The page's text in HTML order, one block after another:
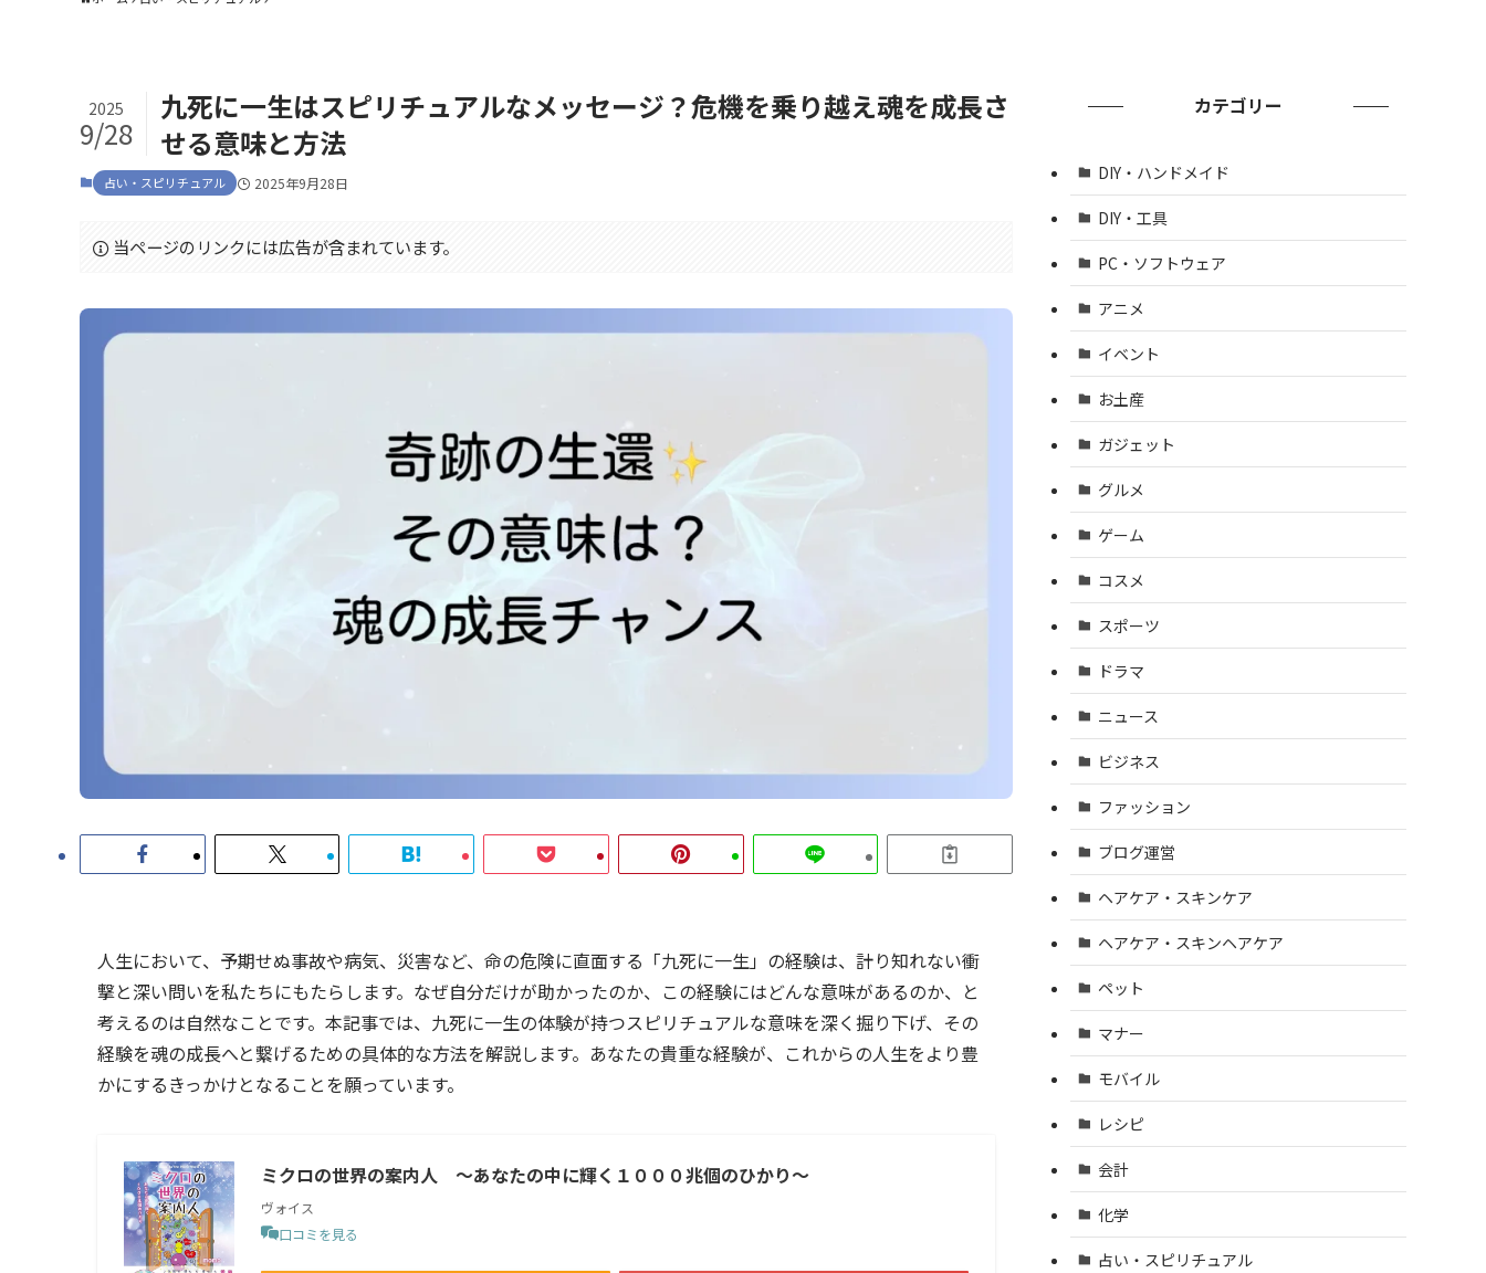
九死に一生はスピリチュアルなメッセージ？危機を乗り越え魂を成長さ
せる意味と方法
2025
9/28
占い・スピリチュアル 2025年9月28日
当ページのリンクには広告が含まれています。
人生において、予期せぬ事故や病気、災害など、命の危険に直面する「九死に一生」の経験は、計り知れない衝
撃と深い問いを私たちにもたらします。なぜ自分だけが助かったのか、この経験にはどんな意味があるのか、と
考えるのは自然なことです。本記事では、九死に一生の体験が持つスピリチュアルな意味を深く掘り下げ、その
経験を魂の成長へと繋げるための具体的な方法を解説します。あなたの貴重な経験が、これからの人生をより豊
かにするきっかけとなることを願っています。
ミクロの世界の案内人 ～あなたの中に輝く１０００兆個のひかり～
ヴォイス
口コミを見る
カテゴリー
DIY・ハンドメイド
DIY・工具
PC・ソフトウェア
アニメ
イベント
お土産
ガジェット
グルメ
ゲーム
コスメ
スポーツ
ドラマ
ニュース
ビジネス
ファッション
ブログ運営
ヘアケア・スキンケア
ヘアケア・スキンヘアケア
ペット
マナー
モバイル
レシピ
会計
化学
占い・スピリチュアル